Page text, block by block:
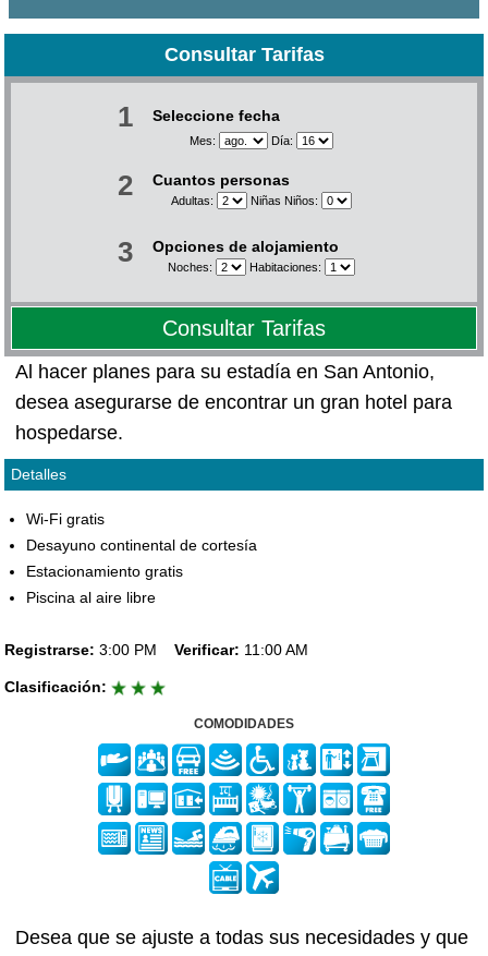
Consultar Tarifas
1 Seleccione fecha
Mes: Día:
2 Cuantos personas
Adultas: Niñas Niños:
3 Opciones de alojamiento
Noches: Habitaciones:
Consultar Tarifas
Al hacer planes para su estadía en San Antonio,
desea asegurarse de encontrar un gran hotel para
hospedarse.
Detalles
Wi-Fi gratis
Desayuno continental de cortesía
Estacionamiento gratis
Piscina al aire libre
Registrarse: 3:00 PM Verificar: 11:00 AM
Clasificación:
COMODIDADES
Desea que se ajuste a todas sus necesidades y que